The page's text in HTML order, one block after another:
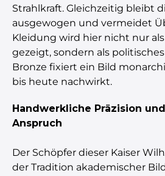
Strahlkraft. Gleichzeitig bleibt
ausgewogen und vermeidet
Kleidung wird hier nicht nur
gezeigt, sondern als
Bronze fixiert ein Bild
bis heute nachwirkt.
Handwerkliche Präzision
Anspruch
Der Schöpfer dieser Kaiser
der Tradition akademischer